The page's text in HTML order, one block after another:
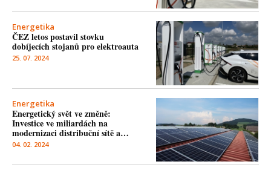
Energetika
ČEZ letos postavil stovku
dobíjecích stojanů pro elektroauta
25. 07. 2024
Energetika
Energetický svět ve změně:
Investice ve miliardách na
modernizaci distribuční sítě a…
04. 02. 2024